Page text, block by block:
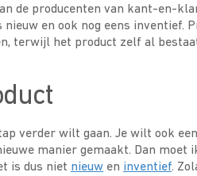
de producenten van kant-en-
en ook nog eens inventief.
terwijl het product zelf al
verder wilt gaan. Je wilt ook
manier gemaakt. Dan moet
is dus niet nieuw en inventief.